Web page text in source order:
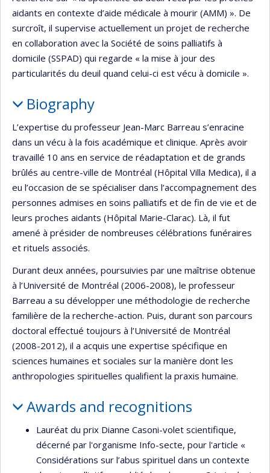
aidants en contexte d’aide médicale à mourir (AMM) ». De
surcroît, il supervise actuellement un projet de recherche
en collaboration avec la Société de soins palliatifs à
domicile (SSPAD) qui regarde « la mise à jour des
particularités du deuil quand celui-ci est vécu à domicile ».
Biography
L’expertise du professeur Jean-Marc Barreau s’enracine
dans un vécu à la fois académique et clinique. Après avoir
travaillé 10 ans en service de réadaptation et de grands
brûlés au centre-ville de Montréal (Hôpital Villa Medica), il a
eu l’occasion de se spécialiser dans l’accompagnement des
personnes admises en soins palliatifs et de fin de vie et de
leurs proches aidants (Hôpital Marie-Clarac). Là, il fut
amené à présider de nombreuses célébrations funéraires
et rituels associés.
Durant deux années, poursuivies par une maîtrise obtenue
à l’Université de Montréal (2006-2008), le professeur
Barreau a su développer une méthodologie de recherche
familière de la recherche-action. Puis, durant son parcours
doctoral effectué toujours à l’Université de Montréal
(2008-2012), il a acquis une expertise spécifique en
sciences humaines et sociales sur la manière dont les
anthropologies spirituelles qualifient la praxis humaine.
Awards and recognitions
Lauréat du prix Dianne Casoni-volet scientifique,
décerné par l'organisme Info-secte, pour l'article «
Considérations sur l’abus spirituel dans un contexte